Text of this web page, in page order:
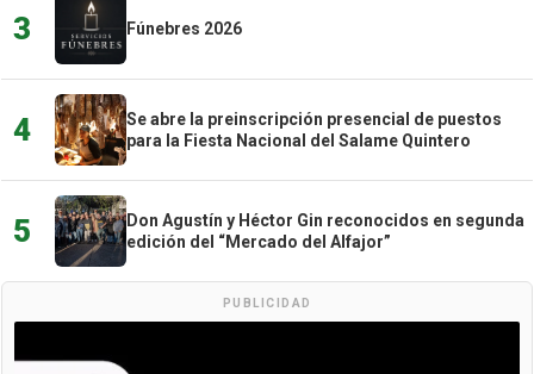
3 Fúnebres 2026
4
Se abre la preinscripción presencial de puestos
para la Fiesta Nacional del Salame Quintero
5
Don Agustín y Héctor Gin reconocidos en segunda
edición del “Mercado del Alfajor”
PUBLICIDAD